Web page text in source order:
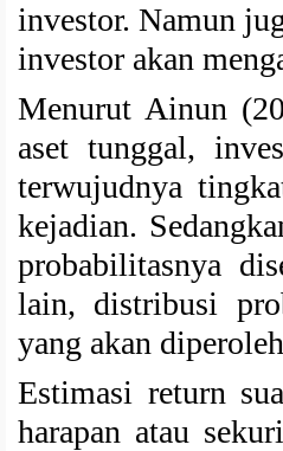
investor. Namun
investor akan
Menurut Ainun
aset tunggal,
terwujudnya
kejadian.
probabilitasnya
lain, distribusi
yang akan
Estimasi return
harapan atau